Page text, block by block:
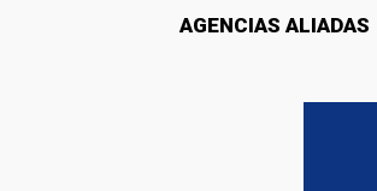
AGENCIAS ALIADAS